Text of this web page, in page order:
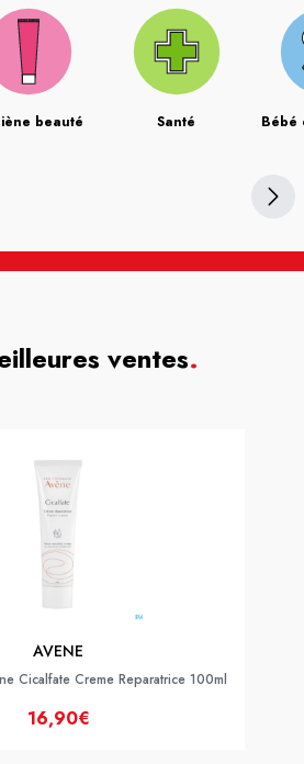
beauté Santé Bébé
ventes.
AVENE
Cicalfate Creme Reparatrice 100ml
16,90€